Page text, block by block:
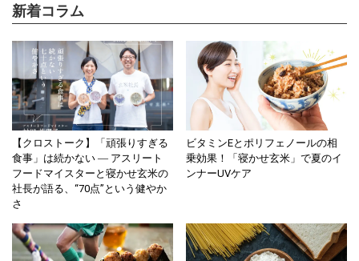
新着コラム
【クロストーク】「頑張りすぎる
食事」は続かない ― アスリート
フードマイスターと寝かせ玄米の
社長が語る、“70点”という健やか
さ
ビタミンEとポリフェノールの相
乗効果！「寝かせ玄米」で夏のイ
ンナーUVケア